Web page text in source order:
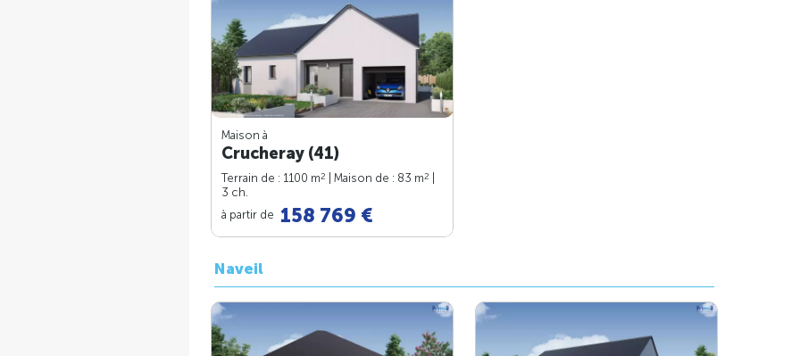
Maison à
Crucheray (41)
Terrain de : 1100 m2 | Maison de : 83 m2
3 ch.
à partir de 158 769 €
Naveil